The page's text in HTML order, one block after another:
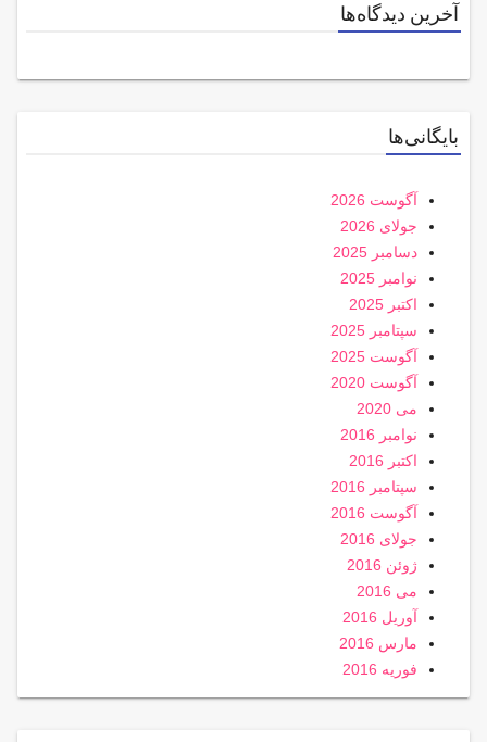
آخرین دیدگاه‌ها
بایگانی‌ها
آگوست 2026
جولای 2026
دسامبر 2025
نوامبر 2025
اکتبر 2025
سپتامبر 2025
آگوست 2025
آگوست 2020
می 2020
نوامبر 2016
اکتبر 2016
سپتامبر 2016
آگوست 2016
جولای 2016
ژوئن 2016
می 2016
آوریل 2016
مارس 2016
فوریه 2016